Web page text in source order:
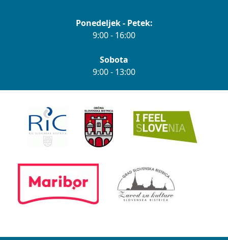
Ponedeljek - Petek:
9:00 - 16:00
Sobota
9:00 - 13:00